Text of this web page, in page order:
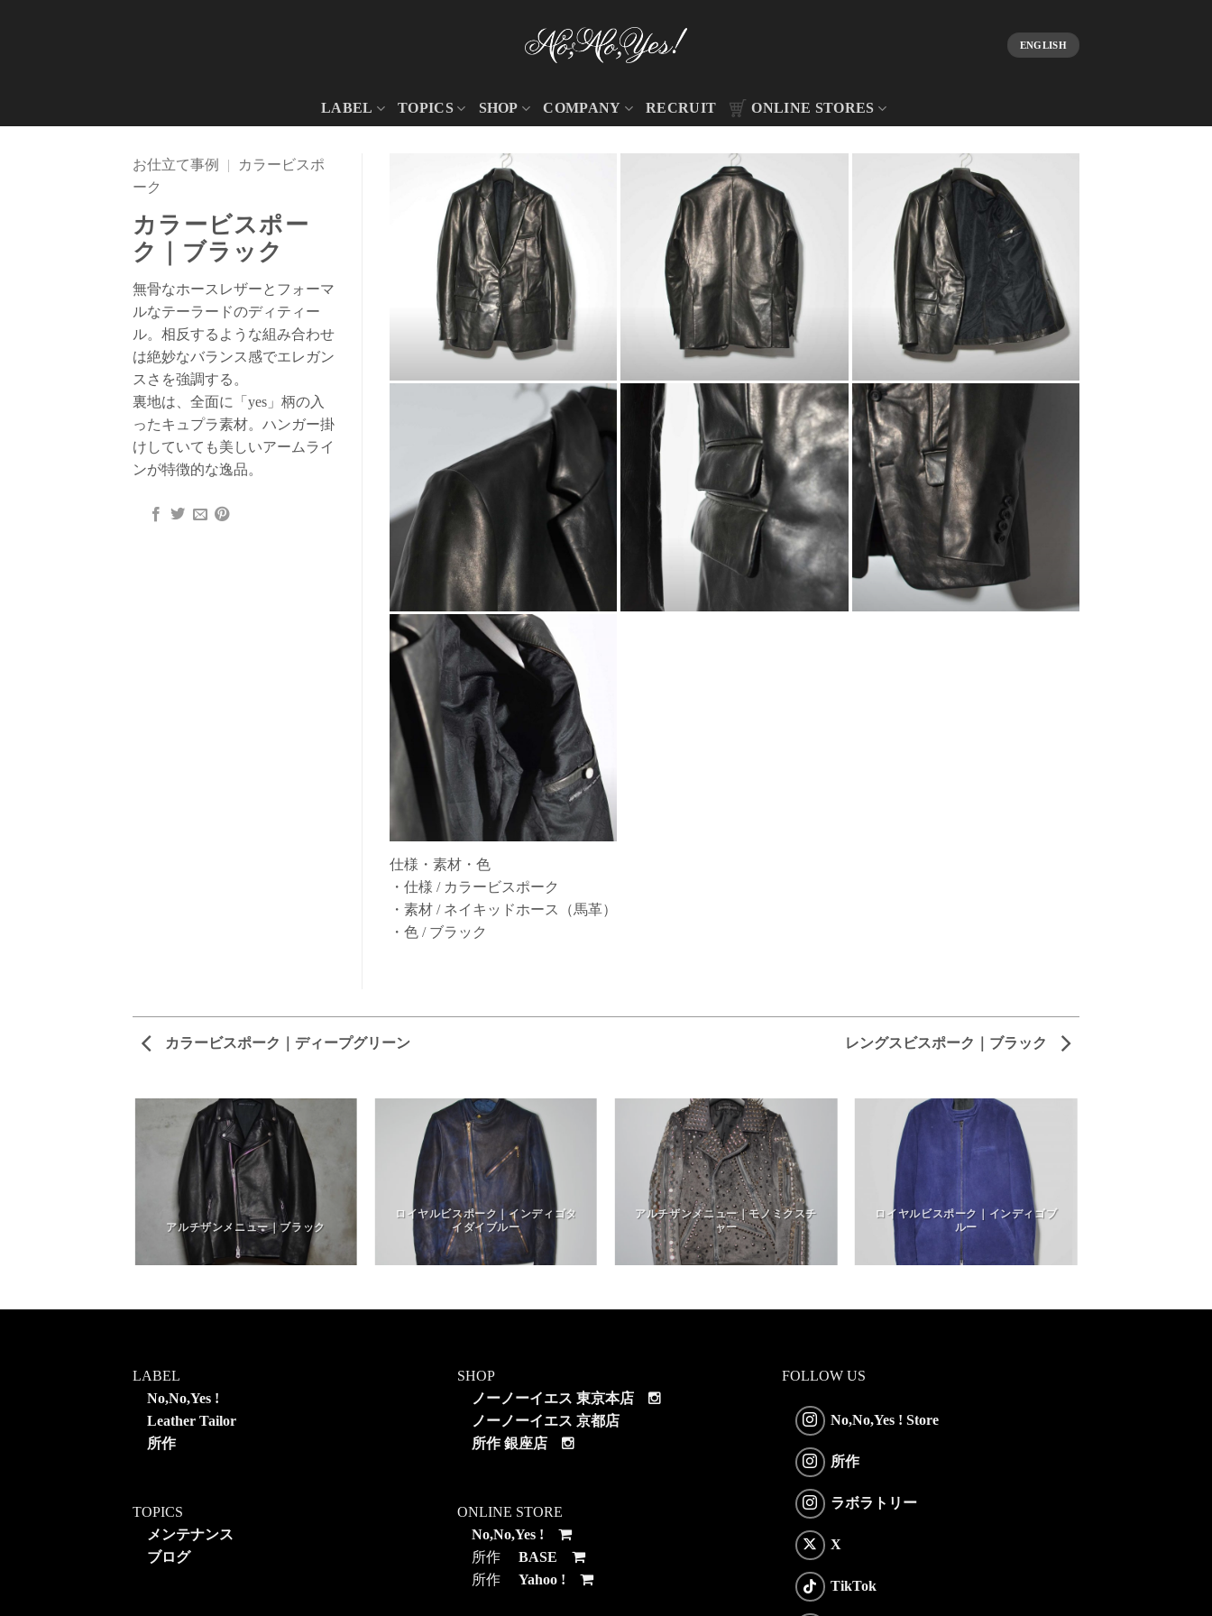
ENGLISH
LABEL TOPICS SHOP COMPANY RECRUIT ONLINE STORES
お仕立て事例 |
カラービスポ
ーク
カラービスポー
ク｜ブラック
無骨なホースレザーとフォーマ
ルなテーラードのディティー
ル。相反するような組み合わせ
は絶妙なバランス感でエレガン
スさを強調する。
裏地は、全面に「yes」柄の入
ったキュプラ素材。ハンガー掛
けしていても美しいアームライ
ンが特徴的な逸品。
仕様・素材・色
・仕様 / カラービスポーク
・素材 / ネイキッドホース（馬革）
・色 / ブラック
カラービスポーク｜ディープグリーン レングスビスポーク｜ブラック
アルチザンメニュー｜ブラック
ロイヤルビスポーク｜インディゴタ
イダイブルー
アルチザンメニュー｜モノミクスチ
ャー
ロイヤルビスポーク｜インディゴブ
ルー
LABEL
No,No,Yes !
Leather Tailor
所作
TOPICS
メンテナンス
ブログ
SHOP
ノーノーイエス 東京本店
ノーノーイエス 京都店
所作 銀座店
ONLINE STORE
No,No,Yes !
所作 BASE
所作 Yahoo !
FOLLOW US
No,No,Yes ! Store
所作
ラボラトリー
X
TikTok